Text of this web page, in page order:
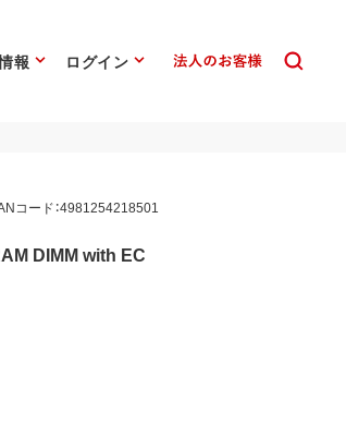
報 ログイン
コード：4981254218501
DIMM with EC